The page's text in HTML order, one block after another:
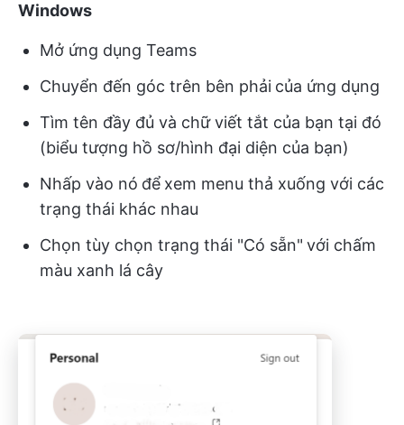
Windows
Mở ứng dụng Teams
Chuyển đến góc trên bên phải của ứng dụng
Tìm tên đầy đủ và chữ viết tắt của bạn tại đó
(biểu tượng hồ sơ/hình đại diện của bạn)
Nhấp vào nó để xem menu thả xuống với các
trạng thái khác nhau
Chọn tùy chọn trạng thái "Có sẵn" với chấm
màu xanh lá cây